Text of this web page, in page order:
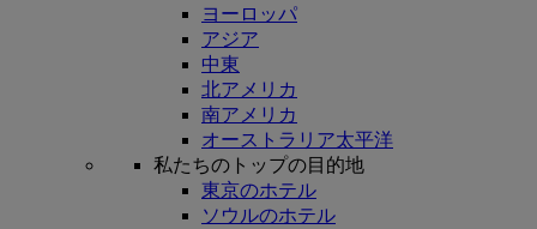
ヨーロッパ
アジア
中東
北アメリカ
南アメリカ
オーストラリア太平洋
私たちのトップの目的地
東京のホテル
ソウルのホテル